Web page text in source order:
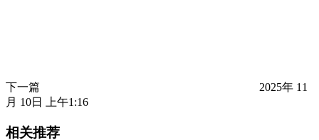
下一篇
2025年 11
月 10日 上午1:16
相关推荐